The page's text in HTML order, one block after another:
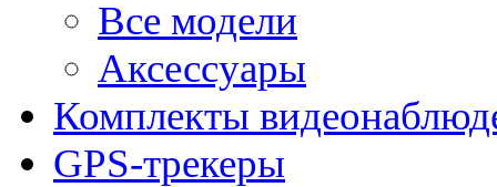
Все модели
Аксессуары
Комплекты
GPS-трекеры